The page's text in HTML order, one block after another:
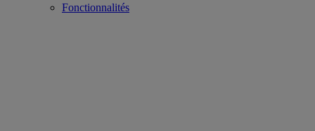
Fonctionnalités